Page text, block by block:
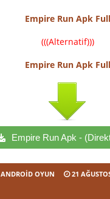
Empire Run Apk Full
(((Alternatif)))
Empire Run Apk Full
Empire Run Apk -
ANDROID OYUN 21